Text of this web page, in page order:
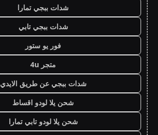
شدات ببجي تمارا
شدات ببجي تابي
فور يو ستور
متجر 4u
شدات ببجي عن طريق الايدي
شحن يلا لودو اقساط
شحن يلا لودو تابي تمارا